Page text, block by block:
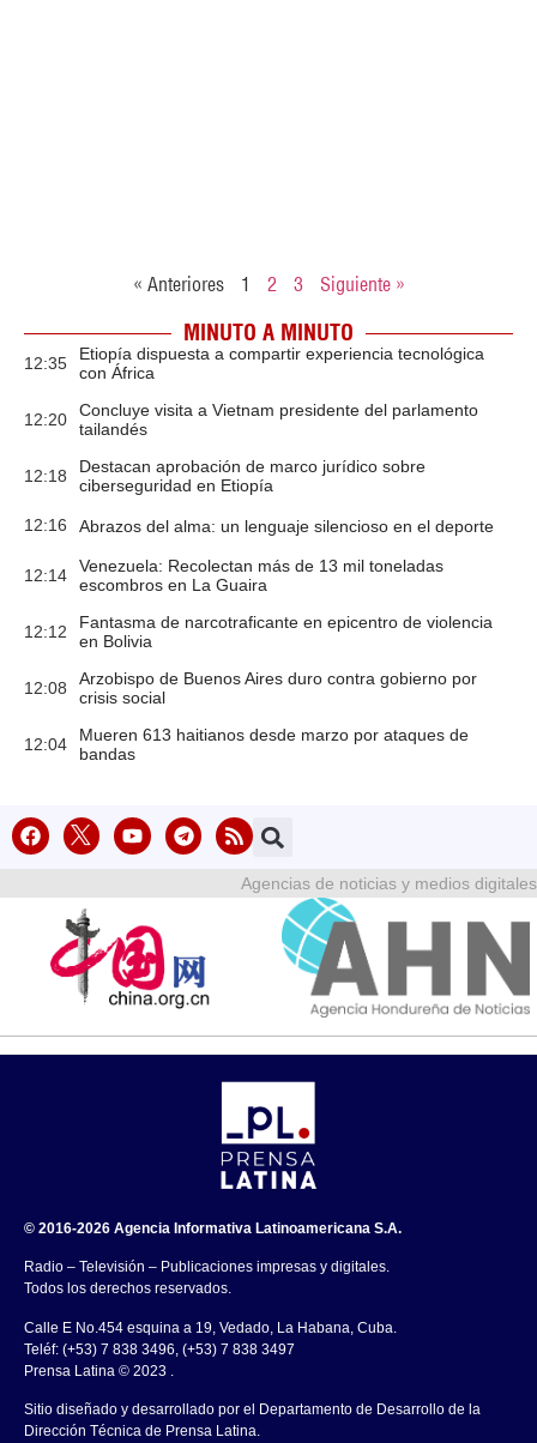
« Anteriores 1 2 3 Siguiente »
MINUTO A MINUTO
12:35
Etiopía dispuesta a compartir experiencia tecnológica
con África
12:20
Concluye visita a Vietnam presidente del parlamento
tailandés
12:18
Destacan aprobación de marco jurídico sobre
ciberseguridad en Etiopía
12:16 Abrazos del alma: un lenguaje silencioso en el deporte
12:14
Venezuela: Recolectan más de 13 mil toneladas
escombros en La Guaira
12:12
Fantasma de narcotraficante en epicentro de violencia
en Bolivia
12:08
Arzobispo de Buenos Aires duro contra gobierno por
crisis social
12:04
Mueren 613 haitianos desde marzo por ataques de
bandas
Agencias de noticias y medios digitales
© 2016-2026 Agencia Informativa Latinoamericana S.A.
Radio – Televisión – Publicaciones impresas y digitales.
Todos los derechos reservados.
Calle E No.454 esquina a 19, Vedado, La Habana, Cuba.
Teléf: (+53) 7 838 3496, (+53) 7 838 3497
Prensa Latina © 2023 .
Sitio diseñado y desarrollado por el Departamento de Desarrollo de la
Dirección Técnica de Prensa Latina.